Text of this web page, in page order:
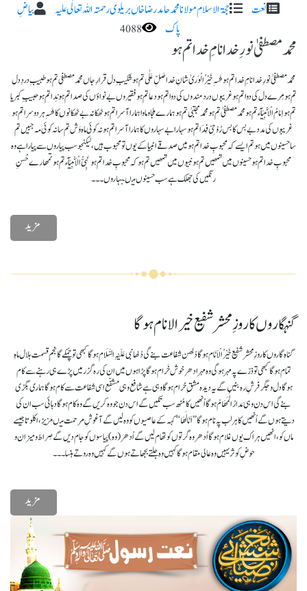
نعت حجۃ الاسلام مولانا محمد حامد رضا خاں بریلوی رحمتہ اللہ تعا لٰی علیہ
بیاضِ
پاک
4088
محمد مصطفیٰ نورِ خدا نامِ خدا تم ہو
محمد مصطفیٰ نورِ خدا نامِ خدا تم ہوشَہِ خَیْرُالْوَریٰ شانِ خدا صَلِّ عَلٰی تم ہو شکیبِ دل قرارِ جاں محمد مصطفی تم ہوطبیبِ دردِ دل
تم ہو مِرے دل کی دوا تم ہو غریبوں درد مندوں کی دوا تم ہو دعا تم ہوفقیروں بے نواؤں کی صدا تم ہو نِدا تم ہو حبیبِ کبریا
تم ہو اِمَامُ الْاَنْبِیَآء تم ہومحمد مصطفیٰ تم ہو محمد مجتبیٰ تم ہو ہمارے ملجا و ماوا ہمارا آسرا تم ہوٹھکانہ بے ٹھکانوں کا شَہِ ہر دوسرا تم ہو
غریبوں کی مدد بے بس کا بس رُوْحِیْ فِدَا تم ہوسہارا بے سہاروں کا ہمارا آسرا تم ہو نہ کوئی ماہ وَش تم سا نہ کوئی مہ جبیں تم
ساحسینوں میں ہو تم ایسے کہ محبوبِ خدا تم ہو میں صدقے انبیا کے یوں تو محبوب ہیں، لیکنجو سب پیاروں سے پیارا ہے وہ
محبوبِ خدا تم ہو حسینوں میں تمھیں تم ہو نبیوں میں تمھیں تم ہوکہ محبوبِ خدا تم ہو نَبِیُّ الْاَنْبِیَآء تم ہو تمھارے حُسنِ
رنگیں کی جھلک ہے سب حسینوں میںبہاروں ۔۔۔
مزید
گنہگاروں کا روزِ محشر شفیع خیرالانام ہوگا
گناہ گاروں کا روزِ محشر شفیع خَیْرُالْاَنَام ہوگادُلھن شفاعت بنے گی دُلھا نبی عَلَیْہِ السَّلَام ہوگا کبھی تو چمکے گا نجمِ قسمت ہلال ماہِ
تمام ہوگاکبھی تو ذرّے پہ مہر ہوگی وہ مہر ادھر خوش خَرام ہوگا پڑا ہوں میں ان کی رہ گزر میں پڑے ہی رہنے سے کام
ہوگادل و جگر فرشِ رہ بنیں گے یہ دیدہ مشقِ خرام ہوگا وہی ہے شافع وہی مشفّع اسی شفاعت سے کام ہوگاہماری بگڑی
بنے گی اس دن وہی مَدارُالْمَھَامْ ہوگا اُنھیں کا مُنھ سب تکیں گے اس دن جو وہ کریں گے وہ کام ہوگادہائی سب ان کی
دیتے ہوں گے اُنھیں کا ہر لب پہ نام ہوگا ’’اَنَا لَھَا‘‘ کہہ کے عاصیوں کو وہ لیں گے آغوشِ مرحمت میںعزیز، اکلوتا جیسے
ماں کو، انھیں ہر اک یوں غلام ہوگا اُدھر وہ گرتوں کو تھام لیں گے اُدھر(وہ) پیاسوں کو جام دیں گےصِراط و میزان و
حوضِ کوثر یہیں وہ عالی مقام ہوگا کہیں وہ جلتے بجھاتے ہوں گے کہیں وہ روتے ہنسا۔۔۔
مزید